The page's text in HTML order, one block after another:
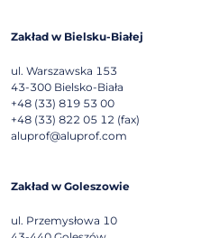
Zakład w Bielsku-Białej
ul. Warszawska 153
43-300 Bielsko-Biała
+48 (33) 819 53 00
+48 (33) 822 05 12 (fax)
aluprof@aluprof.com
Zakład w Goleszowie
ul. Przemysłowa 10